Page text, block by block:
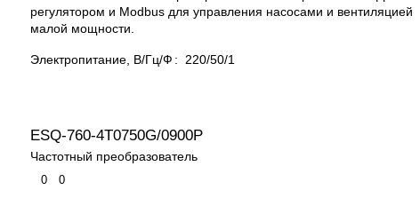
регулятором и Modbus для управления насосами и вентиляцией
малой мощности.
Электропитание, В/Гц/Ф : 220/50/1
ESQ-760-4T0750G/0900P
Частотный преобразователь
0 0